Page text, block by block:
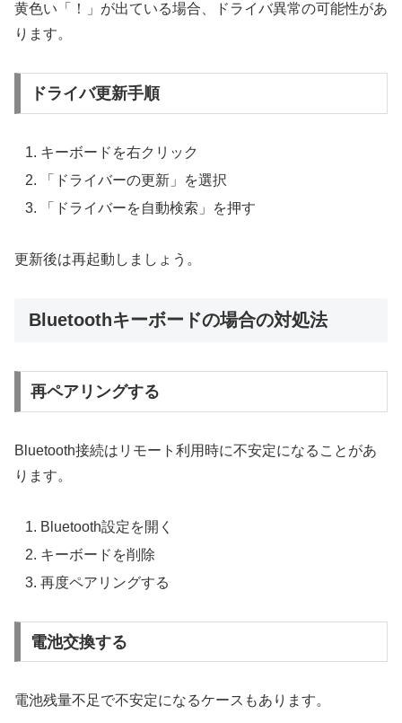
黄色い「！」が出ている場合、ドライバ異常の可能性があ
ります。
ドライバ更新手順
キーボードを右クリック
「ドライバーの更新」を選択
「ドライバーを自動検索」を押す
更新後は再起動しましょう。
Bluetoothキーボードの場合の対処法
再ペアリングする
Bluetooth接続はリモート利用時に不安定になることがあ
ります。
Bluetooth設定を開く
キーボードを削除
再度ペアリングする
電池交換する
電池残量不足で不安定になるケースもあります。